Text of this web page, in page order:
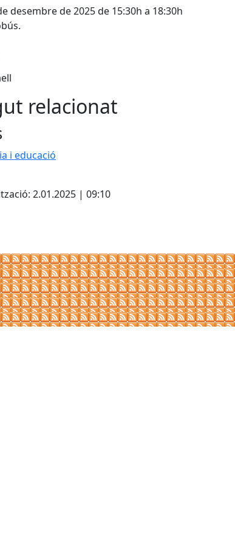
desembre de 2025 de 15:30h a 18:30h
relacionat
i educació
2.01.2025 | 09:10